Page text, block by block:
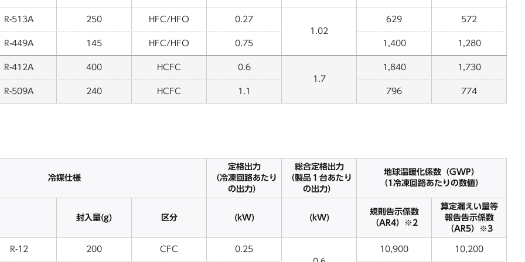
R-513A 250 HFC/HFO
0.27
1.02
629 572
R-449A 145 HFC/HFO 0.75 1,400 1,280
R-412A 400 HCFC
0.6
1.7
1,840 1,730
R-509A 240 HCFC 1.1 796 774
冷媒仕様
定格出力
（冷凍回路あたり
の出力）
総合定格出力
（製品１台あたり
の出力）
地球温暖化係数（GWP）
（1冷凍回路あたりの数値）
封入量(g) 区分 (kW) (kW)
規則告示係数
（AR4）※2
算定漏えい量等
報告告示係数
（AR5）※3
R-12 200 CFC
0.25
10,900 10,200